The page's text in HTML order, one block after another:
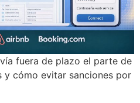
fuera de plazo el parte de
y cómo evitar sanciones por